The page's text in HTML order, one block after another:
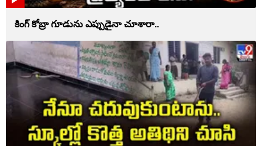
కింగ్ కోబ్రా గూడును ఎప్పుడైనా చూశారా..